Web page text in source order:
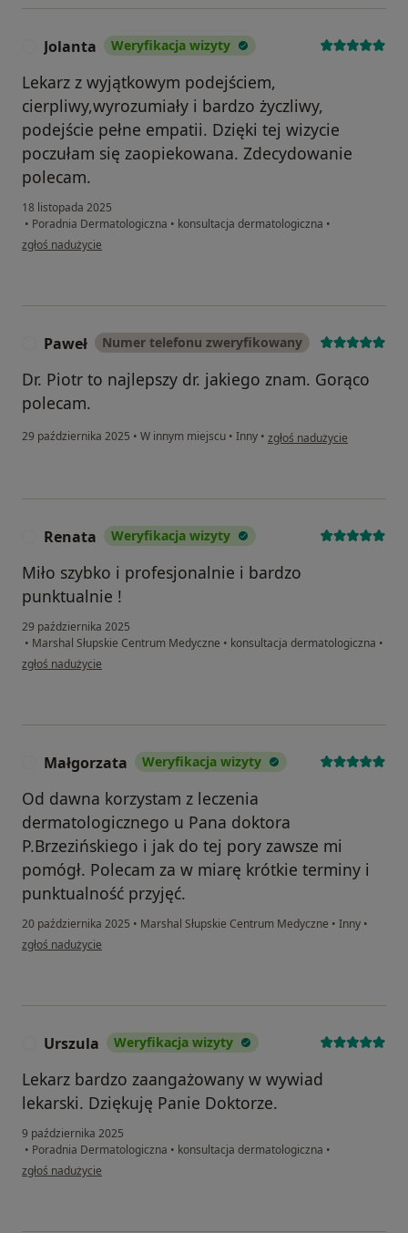
Jolanta Weryfikacja wizyty
Lekarz z wyjątkowym podejściem,
cierpliwy,wyrozumiały i bardzo życzliwy,
podejście pełne empatii. Dzięki tej wizycie
poczułam się zaopiekowana. Zdecydowanie
polecam.
18 listopada 2025
• Poradnia Dermatologiczna • konsultacja dermatologiczna •
w opinii użytkownika Jolanta
zgłoś nadużycie
Paweł Numer telefonu zweryfikowany
Dr. Piotr to najlepszy dr. jakiego znam. Gorąco
polecam.
29 października 2025 • W innym miejscu • Inny • w opinii użytkownika Paweł
zgłoś nadużycie
Renata Weryfikacja wizyty
Miło szybko i profesjonalnie i bardzo
punktualnie !
29 października 2025
• Marshal Słupskie Centrum Medyczne • konsultacja dermatologiczna •
w opinii użytkownika Renata
zgłoś nadużycie
Małgorzata Weryfikacja wizyty
Od dawna korzystam z leczenia
dermatologicznego u Pana doktora
P.Brzezińskiego i jak do tej pory zawsze mi
pomógł. Polecam za w miarę krótkie terminy i
punktualność przyjęć.
20 października 2025 • Marshal Słupskie Centrum Medyczne • Inny •
w opinii użytkownika Małgorzata
zgłoś nadużycie
Urszula Weryfikacja wizyty
Lekarz bardzo zaangażowany w wywiad
lekarski. Dziękuję Panie Doktorze.
9 października 2025
• Poradnia Dermatologiczna • konsultacja dermatologiczna •
w opinii użytkownika Urszula
zgłoś nadużycie